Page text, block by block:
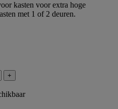
kasten voor extra hoge
met 1 of 2 deuren.
+